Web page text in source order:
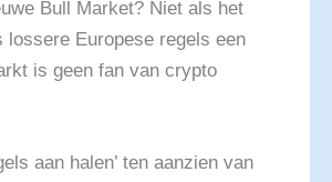
Bull Market? Niet als het
Europese regels een
is geen fan van crypto
aan halen’ ten aanzien van